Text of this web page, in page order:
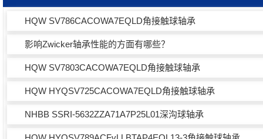
HQW SV786CACOWA7EQLD角接触球轴承
影响Zwicker轴承性能的方面有哪些？
HQW SV7803CACOWA7EQLD角接触球轴承
HQW HYQSV725CACOWA7EQLD角接触球轴承
NHBB SSRI-5632ZZA71A7P25L01深沟球轴承